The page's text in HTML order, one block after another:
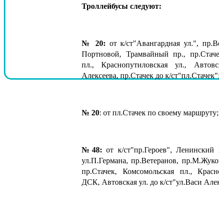
Троллейбусы следуют:
№ 20: от к/ст"Авангардная ул.",
Портновой, Трамвайный пр.,
пл., Краснопутиловская ул.,
Алексеева, пр.Стачек до к/
№ 20: от пл.Стачек по своему маршруту;
№48: от к/ст"пр.Героев", Ленинский
ул.П.Германа, пр.Ветеранов,
пр.Стачек, Комсомольская пл.,
ДСК, Автовская ул. до к/ст"ул.Васи